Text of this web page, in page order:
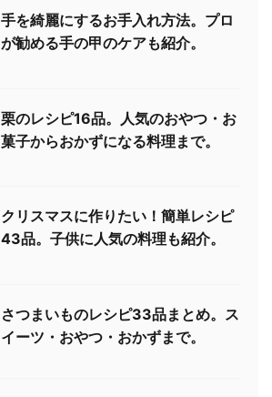
手を綺麗にするお手入れ方法。プロ
が勧める手の甲のケアも紹介。
栗のレシピ16品。人気のおやつ・お
菓子からおかずになる料理まで。
クリスマスに作りたい！簡単レシピ
43品。子供に人気の料理も紹介。
さつまいものレシピ33品まとめ。ス
イーツ・おやつ・おかずまで。